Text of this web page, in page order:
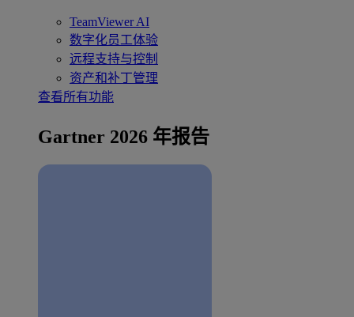
TeamViewer AI
数字化员工体验
远程支持与控制
资产和补丁管理
查看所有功能
Gartner 2026 年报告